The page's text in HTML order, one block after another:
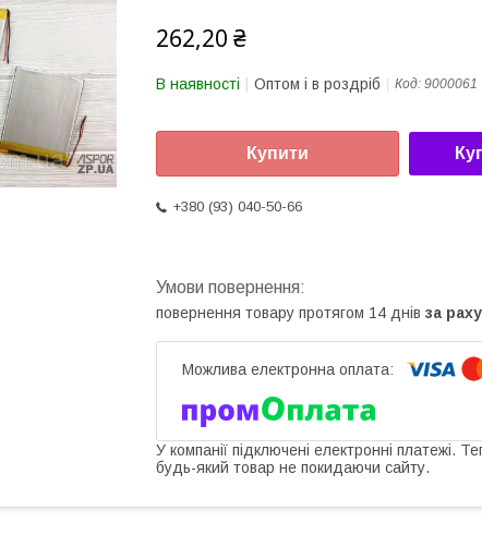
262,20 ₴
В наявності Оптом і в роздріб Код: 9000061
Купити
+380 (93) 040-50-66
повернення товару протягом 14 днів за
У компанії підключені електронні платежі.
будь-який товар не покидаючи сайту.